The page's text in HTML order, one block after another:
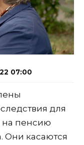
07:00
для
на пенсию
Они касаются